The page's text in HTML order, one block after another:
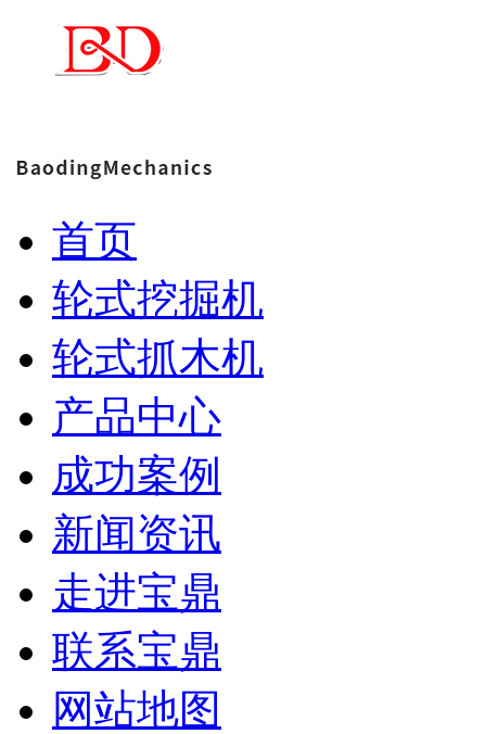
首页
轮式挖掘机
轮式抓木机
产品中心
成功案例
新闻资讯
走进宝鼎
联系宝鼎
网站地图